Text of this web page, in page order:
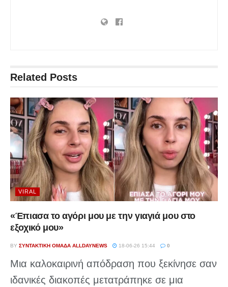
Related Posts
VIRAL
«Έπιασα το αγόρι μου με την γιαγιά μου στο
εξοχικό μου»
BY ΣΥΝΤΑΚΤΙΚΉ ΟΜΆΔΑ ALLDAYNEWS 18-06-26 15:44 0
Μια καλοκαιρινή απόδραση που ξεκίνησε σαν
ιδανικές διακοπές μετατράπηκε σε μια